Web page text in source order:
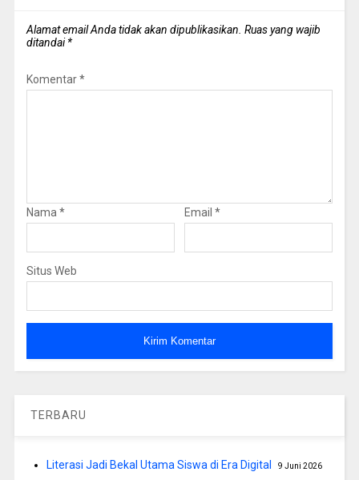
Alamat email Anda tidak akan dipublikasikan. Ruas yang wajib
ditandai*
Komentar*
Nama * Email *
Situs Web
TERBARU
Literasi Jadi Bekal Utama Siswa di Era Digital 9 Juni 2026